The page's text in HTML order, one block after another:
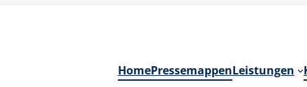
HomePressemappenLeistungen